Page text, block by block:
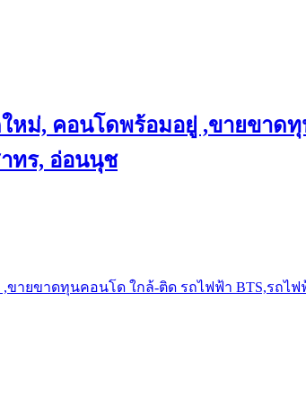
หม่, คอนโดพร้อมอยู่ ,ขายขาด
ทร, อ่อนนุช
ายขาดทุนคอนโด ใกล้-ติด รถไฟฟ้า BTS,รถไ